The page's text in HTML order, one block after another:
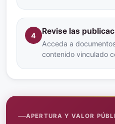
4 Revise las
Acceda a
contenido vinculado
APERTURA Y VALOR